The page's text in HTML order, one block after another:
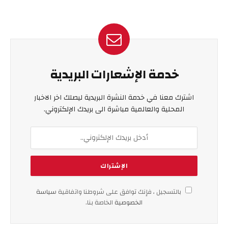
خدمة الإشعارات البريدية
اشترك معنا في خدمة النشرة البريدية ليصلك اخر الاخبار
المحلية والعالمية مباشرة الى بريدك الإلكتروني.
بالتسجيل ، فإنك توافق على شروطنا واتفاقية سياسة
الخصوصية الخاصة بنا.